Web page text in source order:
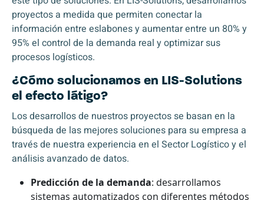
proyectos a medida que permiten conectar la
información entre eslabones y aumentar entre un 80% y
95% el control de la demanda real y optimizar sus
procesos logísticos.
¿Cómo solucionamos en LIS-Solutions
el efecto látigo?
Los desarrollos de nuestros proyectos se basan en la
búsqueda de las mejores soluciones para su empresa a
través de nuestra experiencia en el Sector Logístico y el
análisis avanzado de datos.
Predicción de la demanda: desarrollamos
sistemas automatizados con diferentes métodos